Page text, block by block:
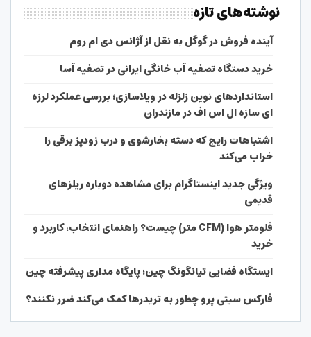
نوشته‌های تازه
آینده فروش در گوگل به نقل از آژانس دی ام روم
خرید دستگاه تصفیه آب خانگی ایرانی در تصفیه آسا
استانداردهای نوین زلزله در ویلاسازی؛ بررسی عملکرد لرزه
ای سازه ال اس اف در مازندران
اشتباهات رایج که دسته بخارشوی و درب زودپز برقی را
خراب می‌کند
ویژگی جدید اینستاگرام برای مشاهده دوباره ریلزهای
قدیمی
فلومتر هوا (CFM متر) چیست؟ راهنمای انتخاب، کاربرد و
خرید
ایستگاه فضایی تیانگونگ چین؛ پایگاه مداری پیشرفته چین
فارکس سیتی پرو چطور به تریدرها کمک می‌کند ضرر نکنند؟